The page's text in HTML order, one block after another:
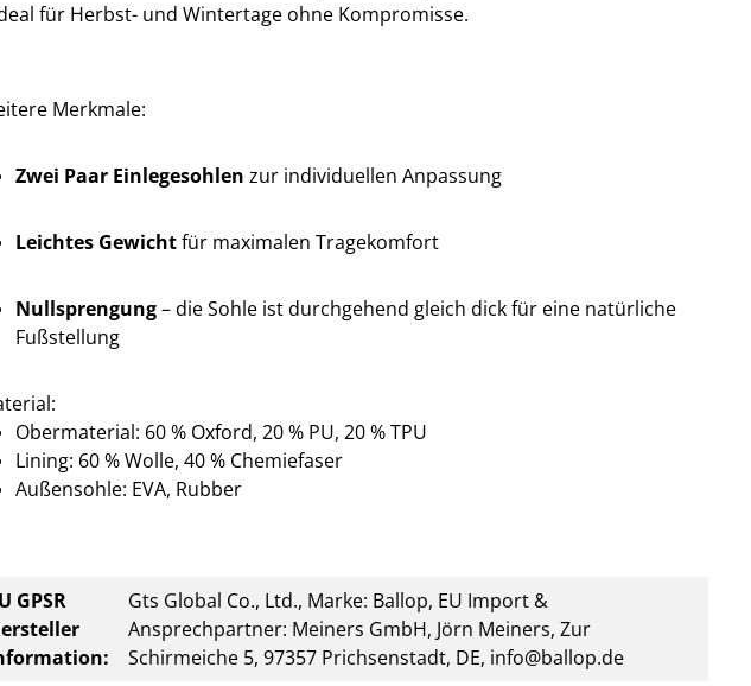
für Herbst- und Wintertage ohne Kompromisse.
Merkmale:
Zwei Paar Einlegesohlen zur individuellen Anpassung
Leichtes Gewichtfür maximalen Tragekomfort
Nullsprengung– die Sohle ist durchgehend gleich dick für eine natürliche
Fußstellung
Obermaterial: 60 % Oxford, 20 % PU, 20 % TPU
Lining: 60 % Wolle, 40 % Chemiefaser
Außensohle: EVA, Rubber
GPSR
Gts Global Co., Ltd., Marke: Ballop, EU Import &
Ansprechpartner: Meiners GmbH, Jörn Meiners, Zur
Schirmeiche 5, 97357 Prichsenstadt, DE, info@ballop.de